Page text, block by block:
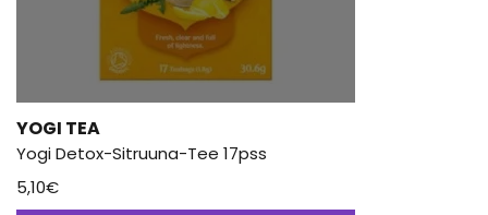
YOGI TEA
Yogi Detox-Sitruuna-Tee 17pss
5,10€